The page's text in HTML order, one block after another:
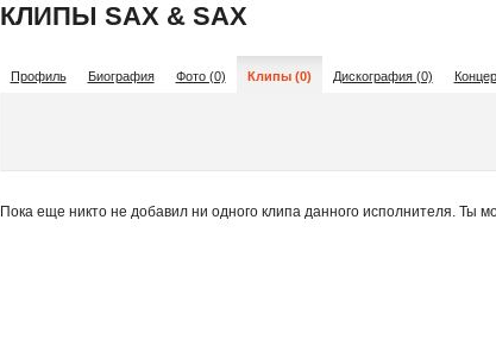
КЛИПЫ SAX & SAX
Профиль Биография Фото (0) Клипы (0) Дискография (0)
Пока еще никто не добавил ни одного клипа данного исполнителя. Ты